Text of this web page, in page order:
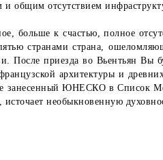
и общим отсутствием
больше к счастью, полное
странами страна,
После приезда во Вьентьян Вы
архитектуры и
занесенный ЮНЕСКО в Список
необыкновенную